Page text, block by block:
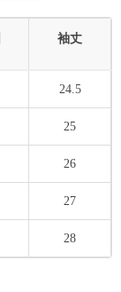
袖丈
24.5
25
26
27
28